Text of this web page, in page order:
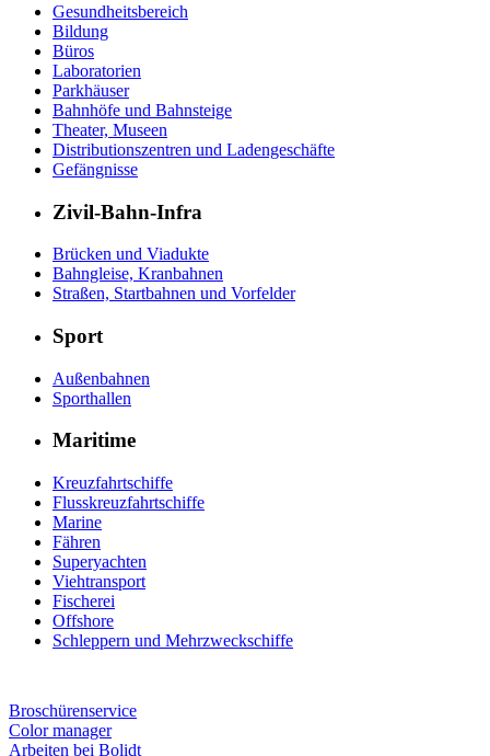
Gesundheitsbereich
Bildung
Büros
Laboratorien
Parkhäuser
Bahnhöfe und Bahnsteige
Theater, Museen
Distributionszentren und Ladengeschäfte
Gefängnisse
Zivil-Bahn-Infra
Brücken und Viadukte
Bahngleise, Kranbahnen
Straßen, Startbahnen und Vorfelder
Sport
Außenbahnen
Sporthallen
Maritime
Kreuzfahrtschiffe
Flusskreuzfahrtschiffe
Marine
Fähren
Superyachten
Viehtransport
Fischerei
Offshore
Schleppern und Mehrzweckschiffe
Broschürenservice
Color manager
Arbeiten bei Bolidt